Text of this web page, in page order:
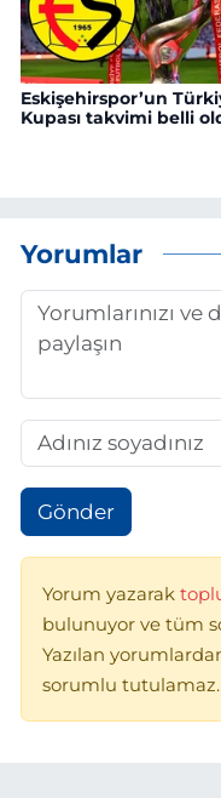
Eskişehirspor’un
Kupası takvimi belli
Yorumlar
Gönder
Yorum yazarak
bulunuyor ve tüm
Yazılan
sorumlu tutulamaz.